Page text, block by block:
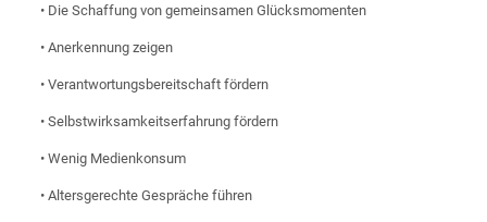
• Die Schaffung von gemeinsamen Glücksmomenten
• Anerkennung zeigen
• Verantwortungsbereitschaft fördern
• Selbstwirksamkeitserfahrung fördern
• Wenig Medienkonsum
• Altersgerechte Gespräche führen